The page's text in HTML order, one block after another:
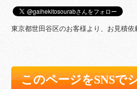
東京都世田谷区のお客様より、お見積依
このページをSNSで